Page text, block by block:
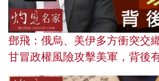
鄧飛：俄烏、美伊多方衝突交
甘冒政權風險攻擊美軍，背後